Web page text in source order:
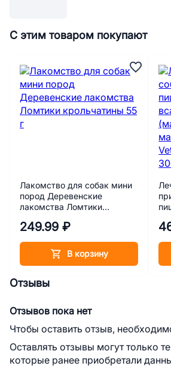
С этим товаром покупают
Лакомство для собак мини
пород Деревенские
лакомства Ломтики
249.99 ₽
В корзину
Отзывы
Отзывов пока нет
Чтобы оставить отзыв,
Оставлять отзывы могут только
которые ранее приобретали